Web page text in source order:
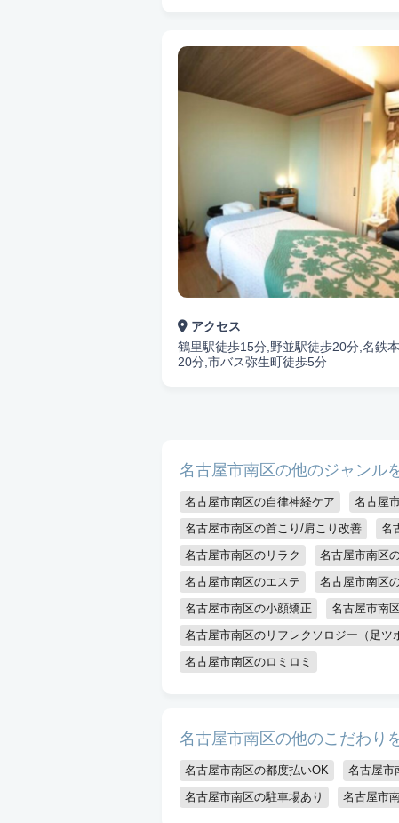
アクセス
鶴里駅徒歩15分,野並駅徒歩20分,名鉄
20分,市バス弥生町徒歩5分
名古屋市南区の他のジャンル
名古屋市南区の自律神経ケア 名古屋
名古屋市南区の首こり/肩こり改善
名
名古屋市南区のリラク
名古屋市南区
名古屋市南区のエステ
名古屋市南区
名古屋市南区の小顔矯正
名古屋市南
名古屋市南区のリフレクソロジー（足ツ
名古屋市南区のロミロミ
名古屋市南区の他のこだわり
名古屋市南区の都度払いOK 名古屋市
名古屋市南区の駐車場あり
名古屋市